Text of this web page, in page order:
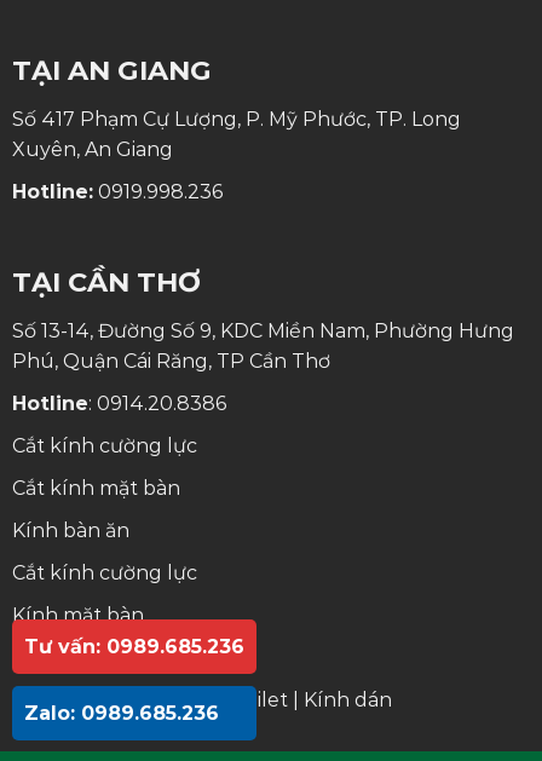
TẠI AN GIANG
Số 417 Phạm Cự Lượng, P. Mỹ Phước, TP. Long
Xuyên, An Giang
Hotline: 0919.998.236
TẠI CẦN THƠ
Số 13-14, Đường Số 9, KDC Miền Nam, Phường Hưng
Phú, Quận Cái Răng, TP Cần Thơ
Hotline: 0914.20.8386
Cắt kính cường lực
Cắt kính mặt bàn
Kính bàn ăn
Cắt kính cường lực
Kính mặt bàn
Kính bàn ăn
Gương lavabo|Gương toilet| Kính dán
Tư vấn: 0989.685.236
Zalo: 0989.685.236